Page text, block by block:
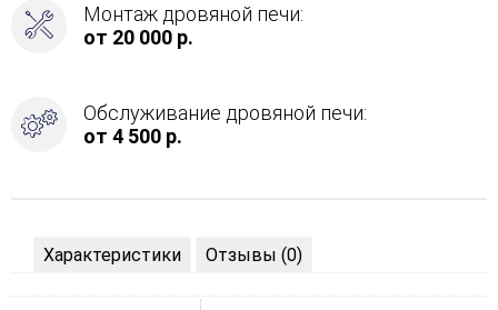
Монтаж дровяной печи:
от 20 000 р.
Обслуживание дровяной печи:
от 4 500 р.
Характеристики Отзывы (0)